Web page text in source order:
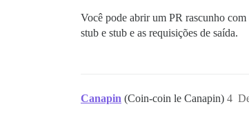
Você pode abrir um PR rascunho
stub e stub e as requisições de saída.
Canapin (Coin-coin le Canapin) 4